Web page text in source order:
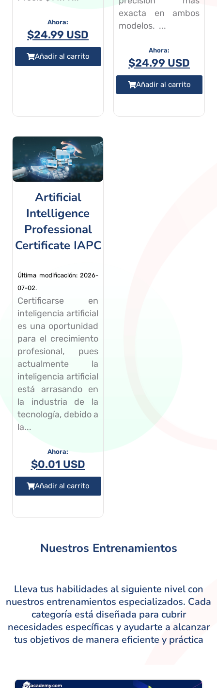
$24.99 USD
Añadir al carrito
exacta en ambos
modelos. ...
$24.99 USD
Añadir al carrito
Artificial
Intelligence
Professional
Certificate IAPC
Última modificación: 2026-
07-02.
Certificarse en
inteligencia artificial
es una oportunidad
para el crecimiento
profesional, pues
actualmente la
inteligencia artificial
está arrasando en
la industria de la
tecnología, debido a
la...
$0.01 USD
Añadir al carrito
Nuestros Entrenamientos
Lleva tus habilidades al siguiente nivel con
nuestros entrenamientos especializados. Cada
categoría está diseñada para cubrir
necesidades específicas y ayudarte a alcanzar
tus objetivos de manera eficiente y práctica